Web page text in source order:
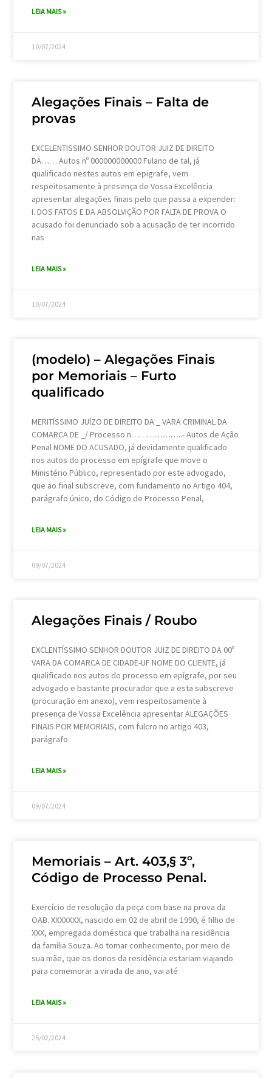
LEIA MAIS »
10/07/2024
Alegações Finais – Falta de
provas
EXCELENTISSIMO SENHOR DOUTOR JUIZ DE DIREITO
DA…… Autos nº 000000000000 Fulano de tal, já
qualificado nestes autos em epigrafe, vem
respeitosamente à presença de Vossa Excelência
apresentar alegações finais pelo que passa a expender:
I. DOS FATOS E DA ABSOLVIÇÃO POR FALTA DE PROVA O
acusado foi denunciado sob a acusação de ter incorrido
nas
LEIA MAIS »
10/07/2024
(modelo) – Alegações Finais
por Memoriais – Furto
qualificado
MERITÍSSIMO JUÍZO DE DIREITO DA _ VARA CRIMINAL DA
COMARCA DE _/ Processo n………………..- Autos de Ação
Penal NOME DO ACUSADO, já devidamente qualificado
nos autos do processo em epígrafe que move o
Ministério Público, representado por este advogado,
que ao final subscreve, com fundamento no Artigo 404,
parágrafo único, do Código de Processo Penal,
LEIA MAIS »
09/07/2024
Alegações Finais / Roubo
EXCLENTÍSSIMO SENHOR DOUTOR JUIZ DE DIREITO DA 00º
VARA DA COMARCA DE CIDADE-UF NOME DO CLIENTE, já
qualificado nos autos do processo em epígrafe, por seu
advogado e bastante procurador que a esta subscreve
(procuração em anexo), vem respeitosamente à
presença de Vossa Excelência apresentar ALEGAÇÕES
FINAIS POR MEMORIAIS, com fulcro no artigo 403,
parágrafo
LEIA MAIS »
09/07/2024
Memoriais – Art. 403,§ 3º,
Código de Processo Penal.
Exercício de resolução da peça com base na prova da
OAB. XXXXXXX, nascido em 02 de abril de 1990, é filho de
XXX, empregada doméstica que trabalha na residência
da família Souza. Ao tomar conhecimento, por meio de
sua mãe, que os donos da residência estariam viajando
para comemorar a virada de ano, vai até
LEIA MAIS »
25/02/2024